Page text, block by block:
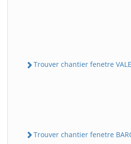
Trouver chantier fenetre
Trouver chantier fenetre